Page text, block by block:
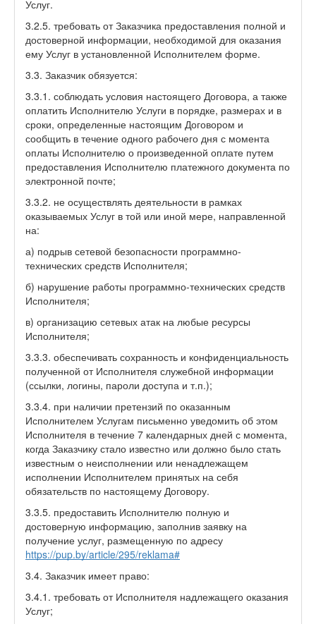
Услуг.
3.2.5. требовать от Заказчика предоставления полной и
достоверной информации, необходимой для оказания
ему Услуг в установленной Исполнителем форме.
3.3. Заказчик обязуется:
3.3.1. соблюдать условия настоящего Договора, а также
оплатить Исполнителю Услуги в порядке, размерах и в
сроки, определенные настоящим Договором и
сообщить в течение одного рабочего дня с момента
оплаты Исполнителю о произведенной оплате путем
предоставления Исполнителю платежного документа по
электронной почте;
3.3.2. не осуществлять деятельности в рамках
оказываемых Услуг в той или иной мере, направленной
на:
а) подрыв сетевой безопасности программно-
технических средств Исполнителя;
б) нарушение работы программно-технических средств
Исполнителя;
в) организацию сетевых атак на любые ресурсы
Исполнителя;
3.3.3. обеспечивать сохранность и конфиденциальность
полученной от Исполнителя служебной информации
(ссылки, логины, пароли доступа и т.п.);
3.3.4. при наличии претензий по оказанным
Исполнителем Услугам письменно уведомить об этом
Исполнителя в течение 7 календарных дней с момента,
когда Заказчику стало известно или должно было стать
известным о неисполнении или ненадлежащем
исполнении Исполнителем принятых на себя
обязательств по настоящему Договору.
3.3.5. предоставить Исполнителю полную и
достоверную информацию, заполнив заявку на
получение услуг, размещенную по адресу
https://pup.by/article/295/reklama#
3.4. Заказчик имеет право:
3.4.1. требовать от Исполнителя надлежащего оказания
Услуг;